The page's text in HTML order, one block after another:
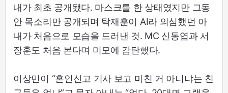
내가 최초 공개됐다. 마스크를 한 상태였지만 그동
안 목소리만 공개되며 탁재훈이 AI라 의심했던 아
내가 처음으로 모습을 드러낸 것. MC 신동엽과 서
장훈도 처음 본다며 미모에 감탄했다.
이상민이 “혼인신고 기사 보고 미친 거 아니냐는 친